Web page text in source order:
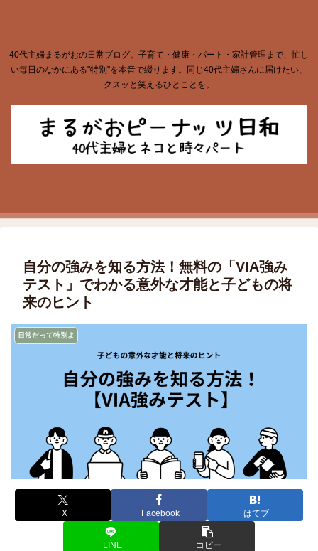
40代主婦まるがおの日常ブログ。子育て・健康・パート・家計管理まで、忙し
い毎日のなかにある"特別"を本音で綴ります。同じ40代主婦さんに届けたい、
クスッと笑えるひとことを。
自分の強みを知る方法！無料の「VIA強み
テスト」でわかる意外な才能と子どもの将
来のヒント
日常だって特別よ
X Facebook はてブ
LINE コピー